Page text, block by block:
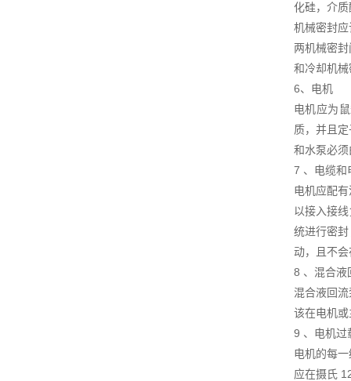
化硅，介
机械密封
两机械密
和冷却机
6、电机
电机应为
质，并且
和水泵必
7 、电缆和
电机应配
以接入接
统进行密
动，且不
8 、混合液
混合液回
该在电机
9 、电机过
电机的每
应在摄氏